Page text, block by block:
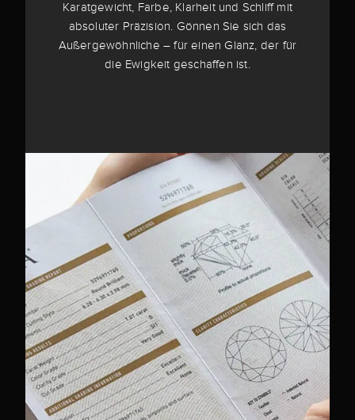
Karatgewicht, Farbe, Klarheit und Schliff mit
absoluter Präzision. Gönnen Sie sich das
Außergewöhnliche – für einen Glanz, der für
die Ewigkeit geschaffen ist.